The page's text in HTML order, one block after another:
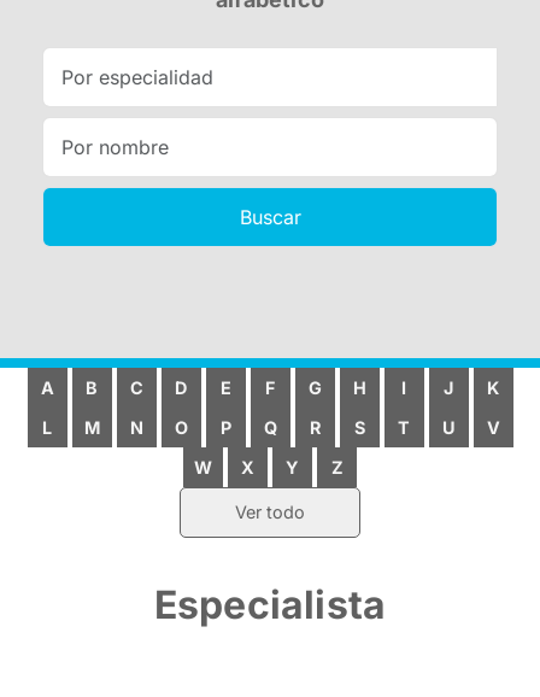
Buscar
A B C D E F G H I J
K
L
M N O P Q R S T U
V
W
X Y Z
Ver todo
Especialista